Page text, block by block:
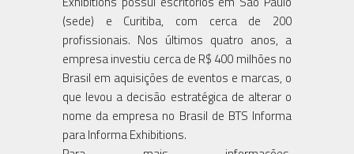
(sede) e Curitiba, com cerca de 200
profissionais. Nos últimos quatro anos, a
empresa investiu cerca de R$ 400 milhões no
Brasil em aquisições de eventos e marcas, o
que levou a decisão estratégica de alterar o
nome da empresa no Brasil de BTS Informa
para Informa Exhibitions.